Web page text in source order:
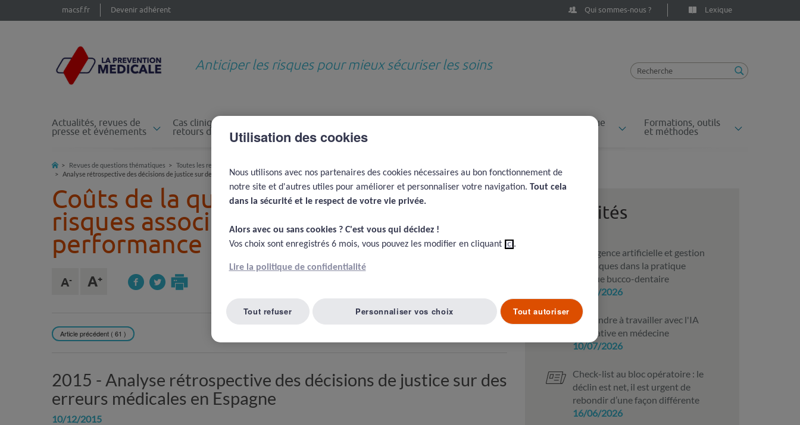
macsf.fr Devenir adhérent Lexique
Qui sommes-nous ?
Anticiper les risques pour mieux sécuriser les soins
Actualités, revues de
presse et événements
Cas cliniques et
retours d'expérience thématiques
Dossiers du risque Formations, outils
et méthodes
Revues de questions thématiques Toutes les revues de questions
Analyse rétrospective des décisions de justice sur des erreurs médicales en Espagne
Coûts de la qualité et de la non qualité,
risques associés au paiement à la
performance
Article précédent ( 61 )
2015 - Analyse rétrospective des décisions de justice sur des
erreurs médicales en Espagne
10/12/2015
Actualités
Intelligence artificielle et gestion
des risques dans la pratique
clinique bucco-dentaire
10/07/2026
Apprendre à travailler avec l'IA
générative en médecine
10/07/2026
Check-list au bloc opératoire : le
déclin est net, il est urgent de
rebondir d’une façon différente
16/06/2026
Utilisation des cookies
Nous utilisons avec nos partenaires des cookies nécessaires au bon fonctionnement de
notre site et d'autres utiles pour améliorer et personnaliser votre navigation. Tout cela
dans la sécurité et le respect de votre vie privée.​
Alors avec ou sans cookies ? C'est vous qui décidez !​
Vos choix sont enregistrés 6 mois, vous pouvez les modifier en cliquant ici.
Lire la politique de confidentialité
Tout refuser Tout autoriser
Personnaliser vos choix